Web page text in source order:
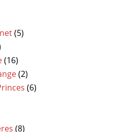
(5)
(16)
(2)
(6)
(8)